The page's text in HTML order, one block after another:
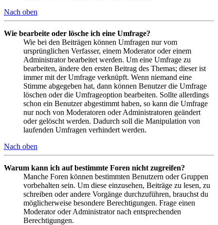
Nach oben
Wie bearbeite oder lösche ich eine Umfrage?
Wie bei den Beiträgen können Umfragen nur vom
ursprünglichen Verfasser, einem Moderator oder einem
Administrator bearbeitet werden. Um eine Umfrage zu
bearbeiten, ändere den ersten Beitrag des Themas; dieser ist
immer mit der Umfrage verknüpft. Wenn niemand eine
Stimme abgegeben hat, dann können Benutzer die Umfrage
löschen oder die Umfrageoption bearbeiten. Sollte allerdings
schon ein Benutzer abgestimmt haben, so kann die Umfrage
nur noch von Moderatoren oder Administratoren geändert
oder gelöscht werden. Dadurch soll die Manipulation von
laufenden Umfragen verhindert werden.
Nach oben
Warum kann ich auf bestimmte Foren nicht zugreifen?
Manche Foren können bestimmten Benutzern oder Gruppen
vorbehalten sein. Um diese einzusehen, Beiträge zu lesen, zu
schreiben oder andere Vorgänge durchzuführen, brauchst du
möglicherweise besondere Berechtigungen. Frage einen
Moderator oder Administrator nach entsprechenden
Berechtigungen.